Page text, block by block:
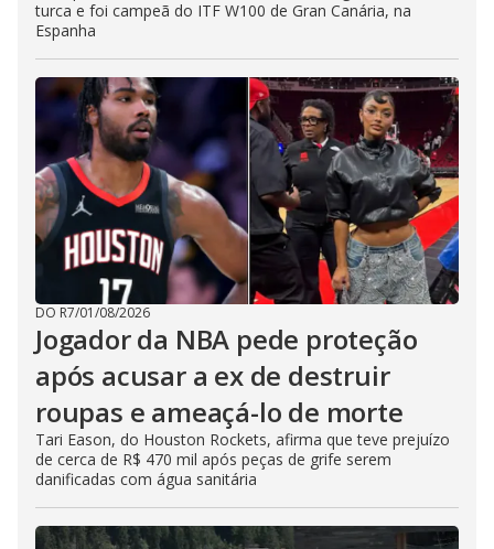
turca e foi campeã do ITF W100 de Gran Canária, na
Espanha
DO R7/01/08/2026
Jogador da NBA pede proteção
após acusar a ex de destruir
roupas e ameaçá-lo de morte
Tari Eason, do Houston Rockets, afirma que teve prejuízo
de cerca de R$ 470 mil após peças de grife serem
danificadas com água sanitária